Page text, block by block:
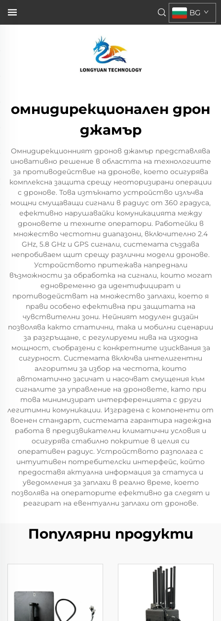
BG
омнидирекционален дрон
джамър
Омнидирекционният дронов джамър представлява
иновативно решение в областта на технологиите
за противодействие на дронове, което осигурява
комплексна защита срещу неоторизирани операции
с дронове. Това изтъкнато устройство излъчва
мощни смущаващи сигнали в радиус от 360 градуса,
ефективно нарушавайки комуникацията между
дроновете и техните оператори. Работейки в
множество честотни диапазони, включително 2.4
GHz, 5.8 GHz и GPS сигнали, системата създава
непробиваем щит срещу различни модели дронове.
Устройството притежава напреднали
възможности за обработка на сигнали, които могат
едновременно да идентифицират и
противодействат на множество заплахи, което я
прави особено ефективна при защитата на
чувствителни зони. Нейният модулен дизайн
позволява както статични, така и мобилни сценарии
за разгръщане, с регулируеми нива на изходна
мощност, съобразени с конкретните изисквания за
сигурност. Системата включва интелигентни
алгоритми за избор на честота, които
автоматично засичат и насочват смущения към
сигналите за управление на дроновете, като при
това минимизират интерференцията с други
легитимни комуникации. Изградена с компоненти от
военен стандарт, системата гарантира надеждна
работа в предизвикателни климатични условия и
осигурява стабилно покритие в целия си
оперативен радиус. Устройството разполага с
интуитивен потребителски интерфейс, който
предоставя актуална информация за статуса и
уведомления за заплахи в реално време, което
позволява на операторите ефективно да следят и
реагират на евентуални заплахи от дронове.
Популярни продукти